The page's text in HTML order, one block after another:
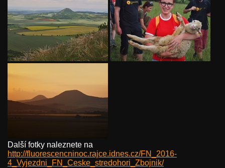
Další fotky naleznete na
http://fluorescencninoc.rajce.idnes.cz/FN_2016-
4_Vyjezdni_FN_Ceske_stredohori_Zbojnik/